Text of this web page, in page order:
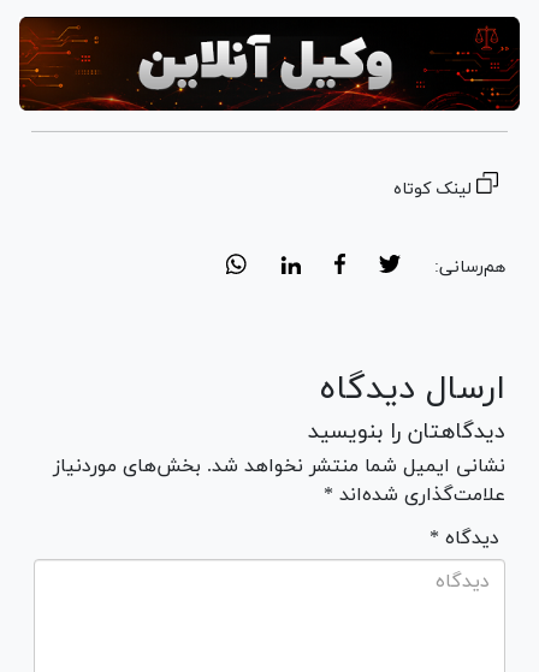
لینک کوتاه
هم‌رسانی:
ارسال دیدگاه
دیدگاهتان را بنویسید
نشانی ایمیل شما منتشر نخواهد شد. بخش‌های موردنیاز
علامت‌گذاری شده‌اند *
* دیدگاه